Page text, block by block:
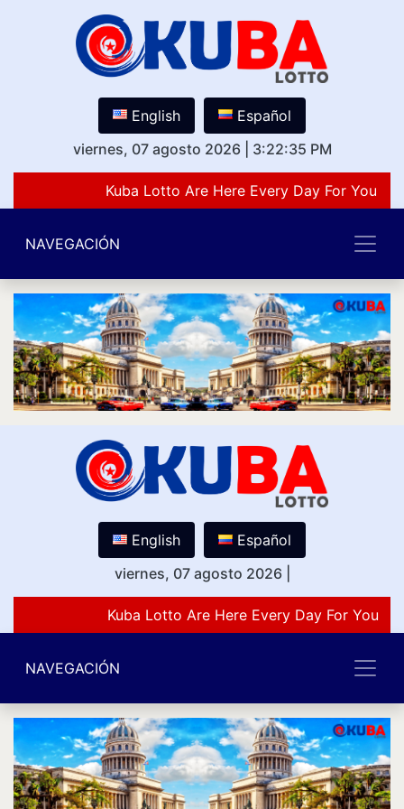
English
Español
viernes, 07 agosto 2026
3:22:35 PM
Kuba Lotto Are Here Every Day For You
NAVEGACIÓN
English
Español
viernes, 07 agosto 2026
Kuba Lotto Are Here Every Day For You
NAVEGACIÓN